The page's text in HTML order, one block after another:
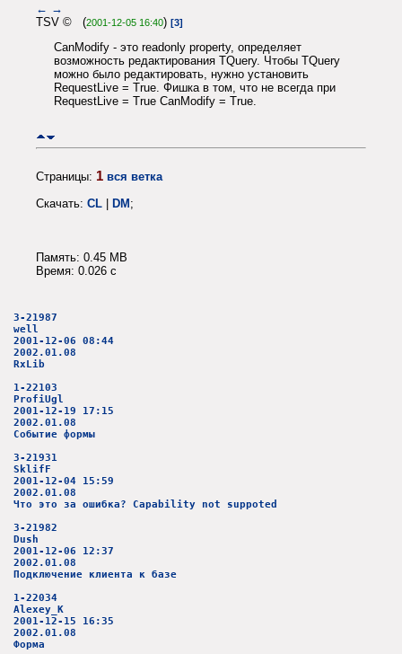
← →
TSV © (2001-12-05 16:40) [3]
CanModify - это readonly property, определяет
возможность редактирования TQuery. Чтобы TQuery
можно было редактировать, нужно установить
RequestLive = True. Фишка в том, что не всегда при
RequestLive = True CanModify = True.
Страницы: 1 вся ветка
Скачать: CL | DM;
Память: 0.45 MB
Время: 0.026 c
3-21987
well
2001-12-06 08:44
2002.01.08
RxLib
1-22103
ProfiUgl
2001-12-19 17:15
2002.01.08
Событие формы
3-21931
SklifF
2001-12-04 15:59
2002.01.08
Что это за ошибка? Capability not suppoted
3-21982
Dush
2001-12-06 12:37
2002.01.08
Подключение клиента к базе
1-22034
Alexey_K
2001-12-15 16:35
2002.01.08
Форма